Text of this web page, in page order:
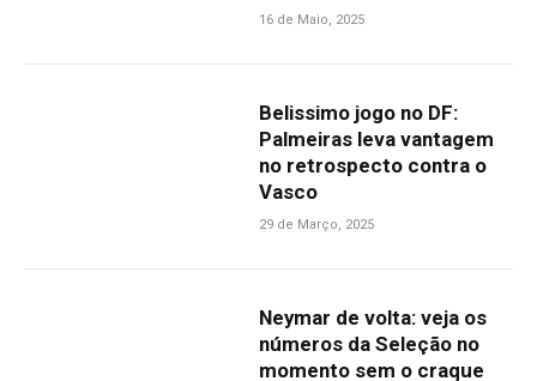
16 de Maio, 2025
Belissimo jogo no DF:
Palmeiras leva vantagem
no retrospecto contra o
Vasco
29 de Março, 2025
Neymar de volta: veja os
números da Seleção no
momento sem o craque